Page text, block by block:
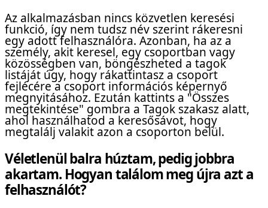
Az alkalmazásban nincs közvetlen keresési
funkció, így nem tudsz név szerint rákeresni
egy adott felhasználóra. Azonban, ha az a
személy, akit keresel, egy csoportban vagy
közösségben van, böngészheted a tagok
listáját úgy, hogy rákattintasz a csoport
fejlécére a csoport információs képernyő
megnyitásához. Ezután kattints a "Összes
megtekintése" gombra a Tagok szakasz alatt,
ahol használhatod a keresősávot, hogy
megtalálj valakit azon a csoporton belül.
Véletlenül balra húztam, pedig jobbra
akartam. Hogyan találom meg újra azt a
felhasználót?